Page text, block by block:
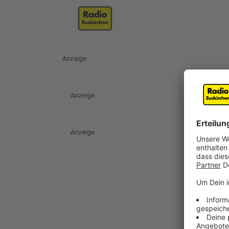
Anzeige
Anzeige
Anzeige